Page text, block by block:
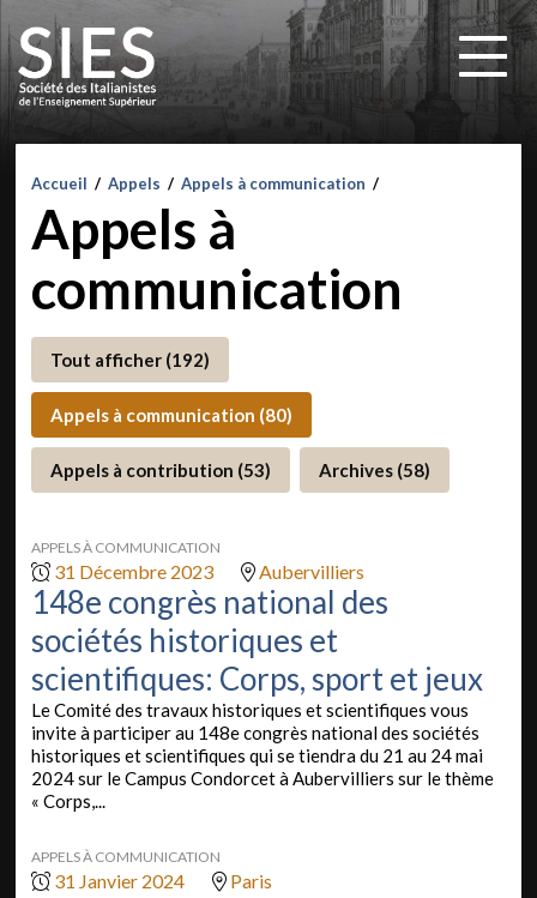
Accueil / Appels / Appels à communication /
Appels à
communication
Tout afficher (192)
Appels à communication (80)
Appels à contribution (53) Archives (58)
APPELS À COMMUNICATION
31 Décembre 2023 Aubervilliers
148e congrès national des
sociétés historiques et
scientifiques: Corps, sport et jeux
Le Comité des travaux historiques et scientifiques vous
invite à participer au 148e congrès national des sociétés
historiques et scientifiques qui se tiendra du 21 au 24 mai
2024 sur le Campus Condorcet à Aubervilliers sur le thème
« Corps,...
APPELS À COMMUNICATION
31 Janvier 2024 Paris